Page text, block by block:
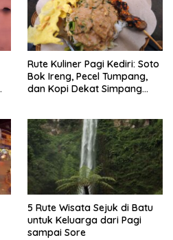
Rute Kuliner Pagi Kediri: Soto
Bok Ireng, Pecel Tumpang,
dan Kopi Dekat Simpang
5 Rute Wisata Sejuk di Batu
untuk Keluarga dari Pagi
sampai Sore